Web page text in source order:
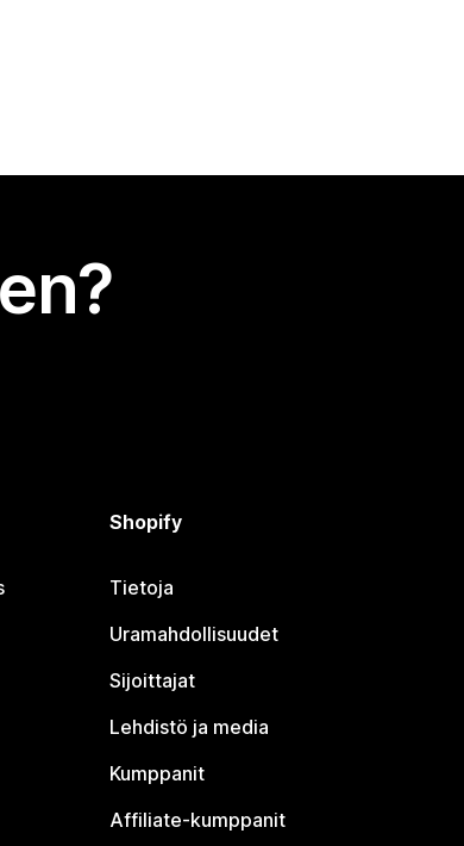
Shopify
Tietoja
Uramahdollisuudet
Sijoittajat
Lehdistö ja media
Kumppanit
Affiliate-kumppanit